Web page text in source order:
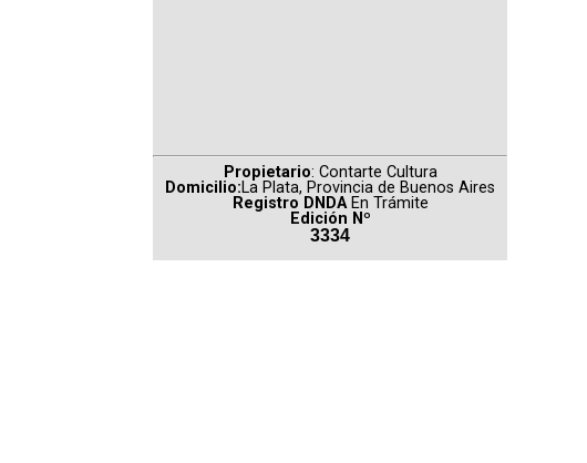
Propietario: Contarte Cultura
Domicilio:La Plata, Provincia de Buenos Aires
Registro DNDA En Trámite
Edición Nº
3334